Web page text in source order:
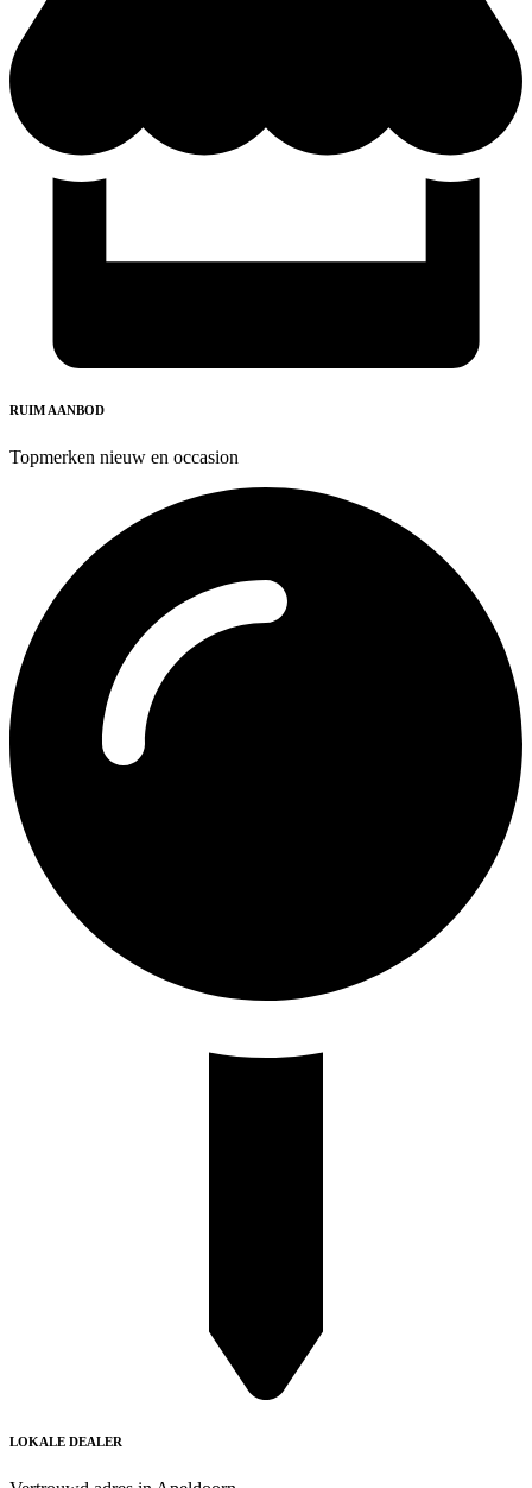
RUIM AANBOD
Topmerken nieuw en occasion
LOKALE DEALER